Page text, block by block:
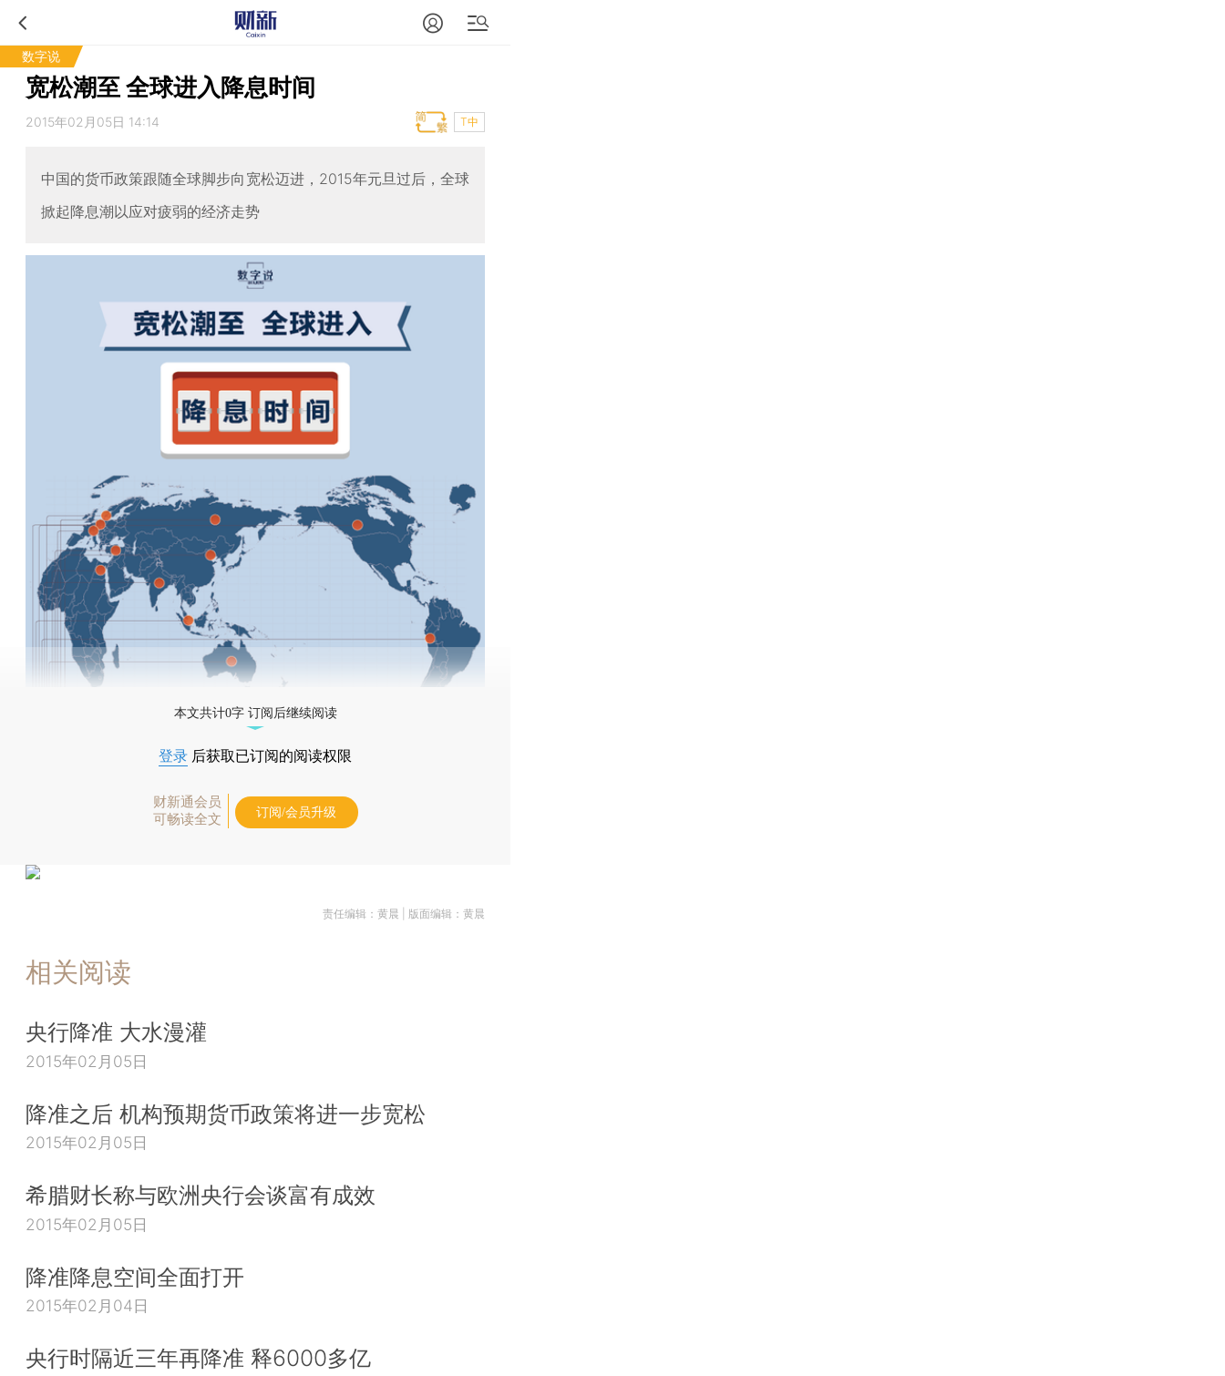
数字说
宽松潮至 全球进入降息时间
2015年02月05日 14:14 T中
中国的货币政策跟随全球脚步向宽松迈进，2015年元旦过后，全球
掀起降息潮以应对疲弱的经济走势
本文共计0字 订阅后继续阅读
登录 后获取已订阅的阅读权限
财新通会员
可畅读全文
订阅/会员升级
责任编辑：黄晨 | 版面编辑：黄晨
相关阅读
央行降准 大水漫灌
2015年02月05日
降准之后 机构预期货币政策将进一步宽松
2015年02月05日
希腊财长称与欧洲央行会谈富有成效
2015年02月05日
降准降息空间全面打开
2015年02月04日
央行时隔近三年再降准 释6000多亿